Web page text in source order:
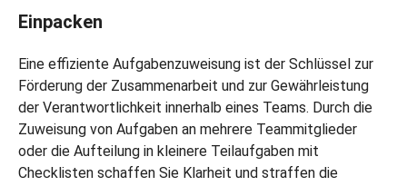
Einpacken
Eine effiziente Aufgabenzuweisung ist der Schlüssel zur
Förderung der Zusammenarbeit und zur Gewährleistung
der Verantwortlichkeit innerhalb eines Teams. Durch die
Zuweisung von Aufgaben an mehrere Teammitglieder
oder die Aufteilung in kleinere Teilaufgaben mit
Checklisten schaffen Sie Klarheit und straffen die